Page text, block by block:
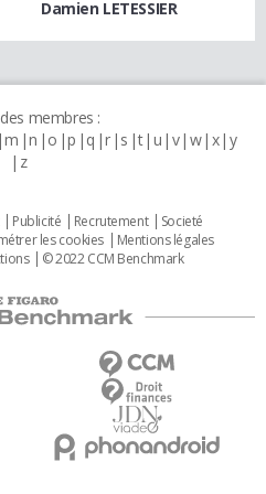
Damien LETESSIER
membres :
m n o p q r s t u v w x y
z
Publicité Recrutement
Societé
les cookies
Mentions légales
© 2022 CCM Benchmark